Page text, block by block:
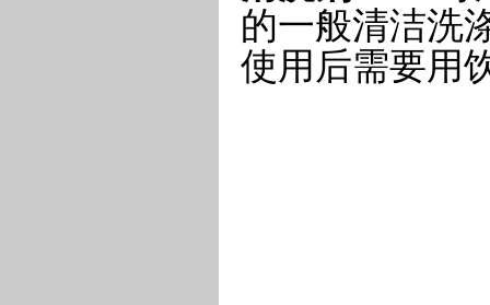
的一般清洁洗
使用后需要用